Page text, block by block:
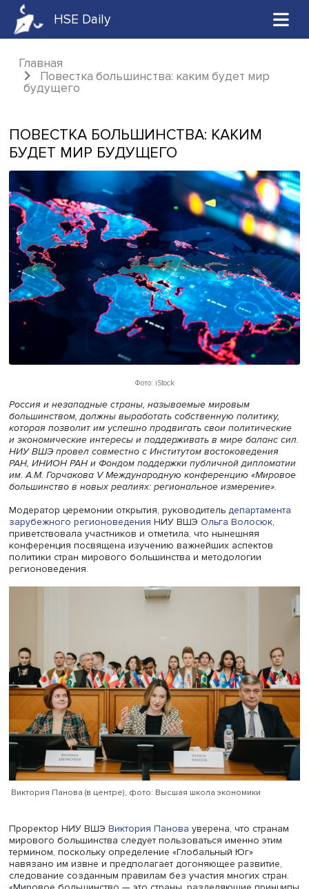
HSE Daily
Главная
Повестка большинства: каким будет
ПОВЕСТКА БОЛЬШИНСТВА: КАКИМ
БУДЕТ МИР БУДУЩЕГО
Фото: iStock
Россия и незападные страны, называемые мировым
большинством, должны выработать собственную
которая позволит им успешно продвигать свои
и экономические интересы и поддерживать в мире
НИУ ВШЭ провел совместно с Институтом
РАН, ИНИОН РАН и Фондом поддержки публичной
им. А.М. Горчакова V Международную конференцию
большинство в новых реалиях: региональное
Модератор церемонии открытия, руководитель
зарубежного регионоведения
Ольга
приветствовала участников и отметила, что нынешняя
регионоведения.